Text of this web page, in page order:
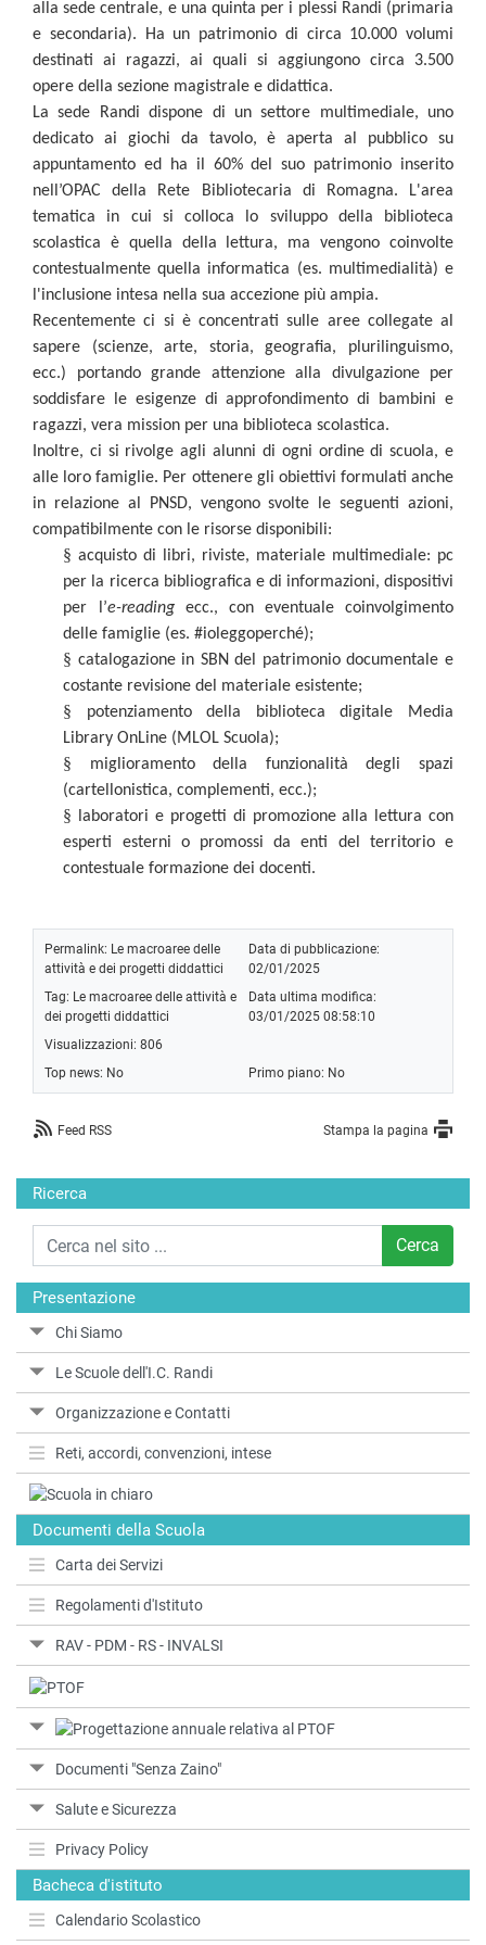
Ricerca
Cerca
Presentazione
Chi Siamo
Le Scuole dell'I.C. Randi
Organizzazione e Contatti
Reti, accordi, convenzioni, intese
Documenti della Scuola
Carta dei Servizi
Regolamenti d'Istituto
RAV - PDM - RS - INVALSI
Documenti "Senza Zaino"
Salute e Sicurezza
Privacy Policy
Bacheca d'istituto
Calendario Scolastico
alla sede centrale, e una quinta per i plessi Randi (primaria
e secondaria). Ha un patrimonio di circa 10.000 volumi
destinati ai ragazzi, ai quali si aggiungono circa 3.500
opere della sezione magistrale e didattica.
La sede Randi dispone di un settore multimediale, uno
dedicato ai giochi da tavolo, è aperta al pubblico su
appuntamento ed ha il 60% del suo patrimonio inserito
nell’OPAC della Rete Bibliotecaria di Romagna. L'area
tematica in cui si colloca lo sviluppo della biblioteca
scolastica è quella della lettura, ma vengono coinvolte
contestualmente quella informatica (es. multimedialità) e
l'inclusione intesa nella sua accezione più ampia.
Recentemente ci si è concentrati sulle aree collegate al
sapere (scienze, arte, storia, geografia, plurilinguismo,
ecc.) portando grande attenzione alla divulgazione per
soddisfare le esigenze di approfondimento di bambini e
ragazzi, vera mission per una biblioteca scolastica.
Inoltre, ci si rivolge agli alunni di ogni ordine di scuola, e
alle loro famiglie. Per ottenere gli obiettivi formulati anche
in relazione al PNSD, vengono svolte le seguenti azioni,
compatibilmente con le risorse disponibili:
§acquisto di libri, riviste, materiale multimediale: pc
per la ricerca bibliografica e di informazioni, dispositivi
per l’e-reading ecc., con eventuale coinvolgimento
delle famiglie (es. #ioleggoperché);
§ catalogazione in SBN del patrimonio documentale e
costante revisione del materiale esistente;
§ potenziamento della biblioteca digitale Media
Library OnLine (MLOL Scuola);
§ miglioramento della funzionalità degli spazi
(cartellonistica, complementi, ecc.);
§
laboratori e progetti di promozione alla lettura con
esperti esterni o promossi da enti del territorio e
contestuale formazione dei docenti.
Permalink: Le macroaree delle
attività e dei progetti diddattici
Data di pubblicazione:
02/01/2025
Tag: Le macroaree delle attività e
dei progetti diddattici
Data ultima modifica:
03/01/2025 08:58:10
Visualizzazioni: 806
Top news: No
Primo piano: No
Feed RSS Stampa la pagina